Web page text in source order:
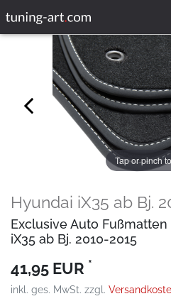
Tap or pinch
Hyundai iX35 ab Bj.
Exclusive Auto
iX35 ab Bj. 2010-2015
41,95 EUR *
inkl. ges. MwSt. zzgl.